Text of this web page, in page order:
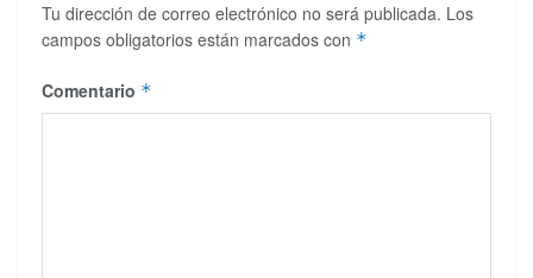
Tu dirección de correo electrónico no será publicada. Los
campos obligatorios están marcados con *
Comentario *